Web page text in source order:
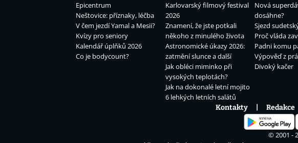
Epicentrum
Neštovice: příznaky, léčba
V čem jezdí Yamal a Mesii?
Kvízy pro seniory
Kalendář úplňků 2026
Co je bodycount?
Karlovarský filmový festival
2026
Znamení, že jste potkali
někoho z minulého života
Astronomické úkazy 2026:
zatmění slunce a další
Jak obléci miminko při
vysokých teplotách?
Jak na dokonalé letní mojito
6 lehkých letních salátů
Nová
dosáhne?
Sjezd
Proč vláda
Padni komu
Výpověď z
Divoký kačer
Kontakty Redakce
© 2001 -